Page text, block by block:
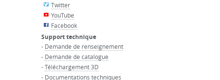
Twitter
YouTube
Facebook
Support technique
- Demande de renseignement
- Demande de catalogue
-Téléchargement 3D
- Documentations techniques